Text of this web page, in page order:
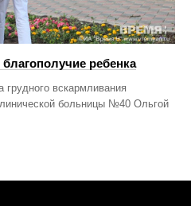
ребенка
вскармливания
больницы №40 Ольгой